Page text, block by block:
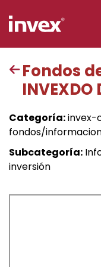
Acceso a
Buscar
Personas
Fondos
Categoría:invex-
fondos/
Subcategoría:
inversión